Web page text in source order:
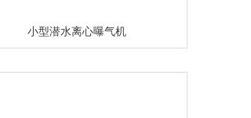
小型潜水离心曝气机